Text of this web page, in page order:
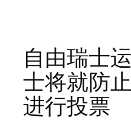
自由瑞士
士将就防
进行投票